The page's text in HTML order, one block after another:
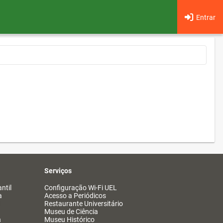
Entrar
Serviços
Configuração Wi-Fi UEL
Acesso a Periódicos
Restaurante Universitário
Museu de Ciência
Museu Histórico